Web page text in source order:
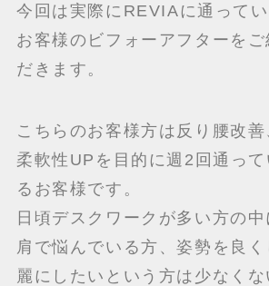
今回は実際にREVIAに通って
お客様のビフォーアフターを
だきます。
こちらのお客様方は反り腰改善
柔軟性UPを目的に週2回通っ
るお客様です。
日頃デスクワークが多い方の
肩で悩んでいる方、姿勢を良
麗にしたいという方は少なく